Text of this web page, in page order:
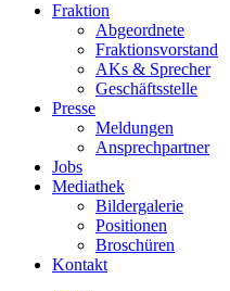
Fraktion
Abgeordnete
Fraktions­vorstand
AKs & Sprecher
Geschäftsstelle
Presse
Meldungen
Ansprechpartner
Jobs
Mediathek
Bildergalerie
Positionen
Broschüren
Kontakt